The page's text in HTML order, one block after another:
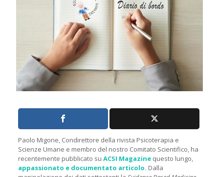
Paolo Migone, Condirettore della rivista Psicoterapia e
Scienze Umane e membro del nostro Comitato Scientifico, ha
recentemente pubblicato su ACSI Magazinequesto lungo,
appassionato e documentato articolo. Dalla